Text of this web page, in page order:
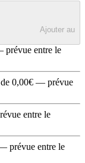
Ajouter au
entre le
0,00€ — prévue
entre le
prévue entre le